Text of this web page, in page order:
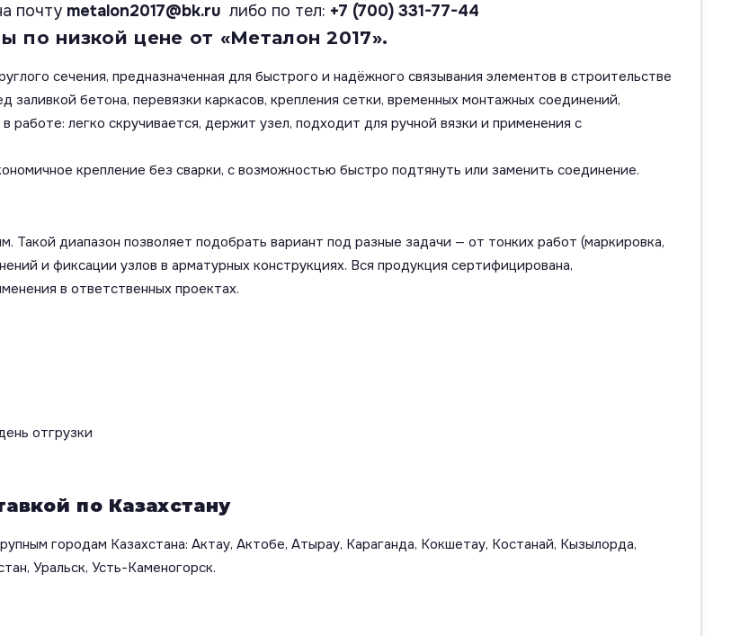
почту metalon2017@bk.ruлибо по тел: +7 (700) 331-77-44
по низкой цене от «Металон 2017».
сечения, предназначенная для быстрого и надёжного связывания элементов в строительстве
бетона, перевязки каркасов, крепления сетки, временных монтажных соединений,
работе: легко скручивается, держит узел, подходит для ручной вязки и применения с
крепление без сварки, с возможностью быстро подтянуть или заменить соединение.
Такой диапазон позволяет подобрать вариант под разные задачи — от тонких работ (маркировка,
и фиксации узлов в арматурных конструкциях. Вся продукция сертифицирована,
в ответственных проектах.
отгрузки
по Казахстану
городам Казахстана: Актау, Актобе, Атырау, Караганда, Кокшетау, Костанай, Кызылорда,
Уральск, Усть-Каменогорск.